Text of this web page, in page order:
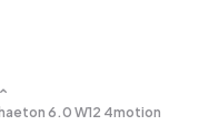
6.0 W12 4motion